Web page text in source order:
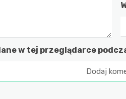
w tej przeglądarce